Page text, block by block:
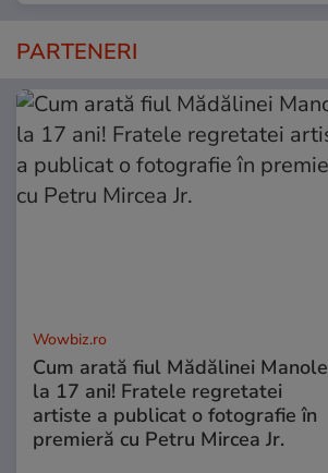
PARTENERI
Wowbiz.ro
Cum arată fiul Mădălinei Manole
la 17 ani! Fratele regretatei
artiste a publicat o fotografie în
premieră cu Petru Mircea Jr.